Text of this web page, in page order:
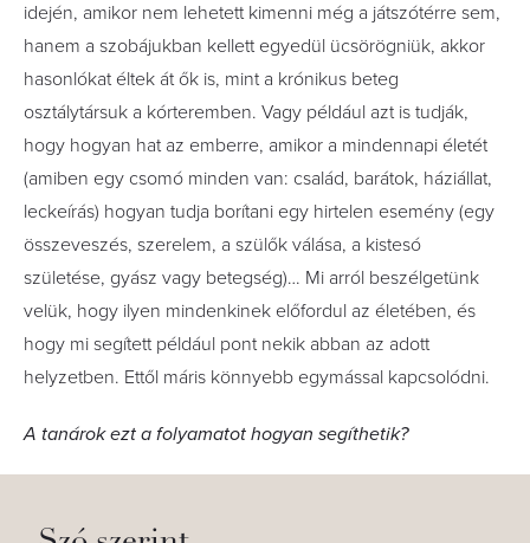
idején, amikor nem lehetett kimenni még a játszótérre sem,
hanem a szobájukban kellett egyedül ücsörögniük, akkor
hasonlókat éltek át ők is, mint a krónikus beteg
osztálytársuk a kórteremben. Vagy például azt is tudják,
hogy hogyan hat az emberre, amikor a mindennapi életét
(amiben egy csomó minden van: család, barátok, háziállat,
leckeírás) hogyan tudja borítani egy hirtelen esemény (egy
összeveszés, szerelem, a szülők válása, a kistesó
születése, gyász vagy betegség)… Mi arról beszélgetünk
velük, hogy ilyen mindenkinek előfordul az életében, és
hogy mi segített például pont nekik abban az adott
helyzetben. Ettől máris könnyebb egymással kapcsolódni.
A tanárok ezt a folyamatot hogyan segíthetik?